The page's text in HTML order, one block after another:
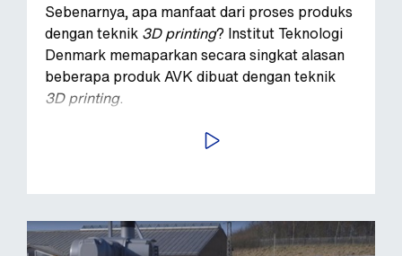
Sebenarnya, apa manfaat dari proses produks
dengan teknik 3D printing? Institut Teknologi
Denmark memaparkan secara singkat alasan
beberapa produk AVK dibuat dengan teknik
3D printing.
PUTAR VIDEO